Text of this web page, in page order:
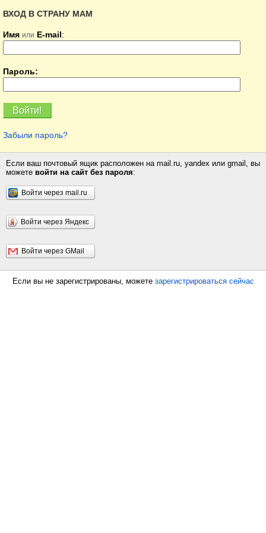
ВХОД В СТРАНУ МАМ
Имя или E-mail:
Пароль:
Забыли пароль?
Если ваш почтовый ящик расположен на mail.ru, yandex или gmail, вы
можете войти на сайт без пароля:
Войти через mail.ru
Войти через Яндекс
Войти через GMail
Если вы не зарегистрированы, можете зарегистрироваться сейчас